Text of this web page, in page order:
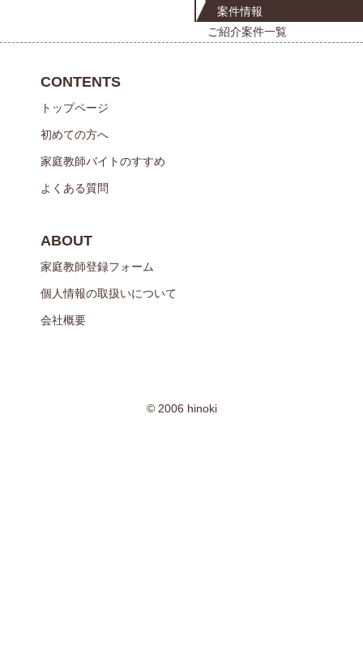
案件情報
ご紹介案件一覧
CONTENTS
トップページ
初めての方へ
家庭教師バイトのすすめ
よくある質問
ABOUT
家庭教師登録フォーム
個人情報の取扱いについて
会社概要
© 2006 hinoki